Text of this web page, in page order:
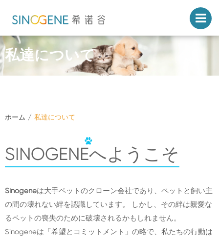
私達について
ホーム 私達について
SINOGENEへようこそ
Sinogeneは大手ペットのクローン会社であり、ペットと飼い主
の間の壊れない絆を認識しています。 しかし、その絆は親愛な
るペットの喪失のために破壊されるかもしれません。
Sinogeneは「希望とコミットメント」の略で、私たちの行動は